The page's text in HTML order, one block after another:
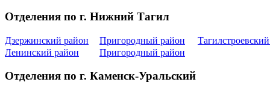
Отделения по г. Нижний Тагил
Дзержинский район Пригородный район
Ленинский район
Пригородный район
Отделения по г. Каменск-Уральский